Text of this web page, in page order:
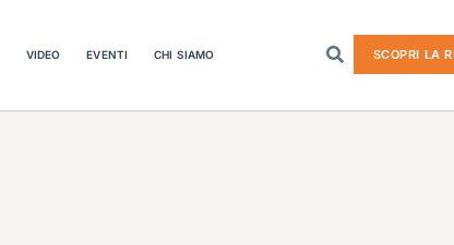
VIDEO EVENTI CHI SIAMO SCOPRI LA